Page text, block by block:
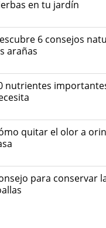
en tu jardín
6 consejos
arañas
nutrientes
quitar el olor a
para conservar